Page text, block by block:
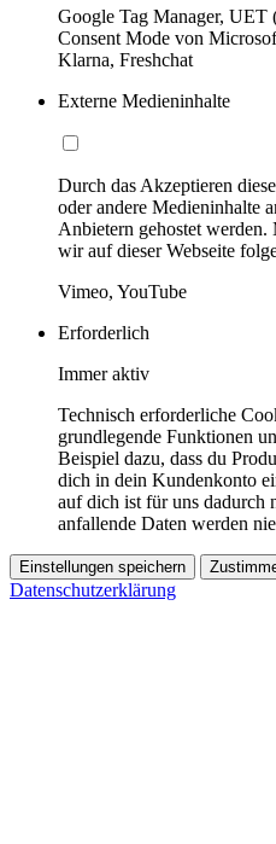
Google Tag Manager,
Consent Mode von
Klarna, Freshchat
Externe Medieninhalte
Durch das Akzeptieren
oder andere Medieninhalte
Anbietern gehostet
wir auf dieser Webseite
Vimeo, YouTube
Erforderlich
Immer aktiv
Technisch erforderliche
grundlegende Funktionen
Beispiel dazu, dass du
dich in dein Kundenkonto
auf dich ist für uns dadurch
anfallende Daten werden
Einstellungen speichern
Datenschutzerklärung